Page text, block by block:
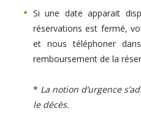
Si une date apparait
réservations est fermé,
et nous téléphoner
remboursement de la
* La notion d’urgence
le décès.